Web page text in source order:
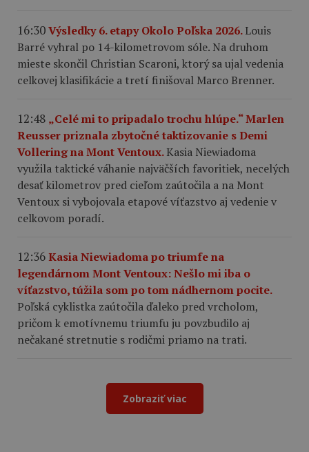
16:30Výsledky 6. etapy Okolo Poľska 2026.Louis
Barré vyhral po 14-kilometrovom sóle. Na druhom
mieste skončil Christian Scaroni, ktorý sa ujal vedenia
celkovej klasifikácie a tretí finišoval Marco Brenner.
12:48 „Celé mi to pripadalo trochu hlúpe.“ Marlen
Reusser priznala zbytočné taktizovanie s Demi
Vollering na Mont Ventoux.Kasia Niewiadoma
využila taktické váhanie najväčších favoritiek, necelých
desať kilometrov pred cieľom zaútočila a na Mont
Ventoux si vybojovala etapové víťazstvo aj vedenie v
celkovom poradí.
12:36Kasia Niewiadoma po triumfe na
legendárnom Mont Ventoux: Nešlo mi iba o
víťazstvo, túžila som po tom nádhernom pocite.
Poľská cyklistka zaútočila ďaleko pred vrcholom,
pričom k emotívnemu triumfu ju povzbudilo aj
nečakané stretnutie s rodičmi priamo na trati.
Zobraziť viac